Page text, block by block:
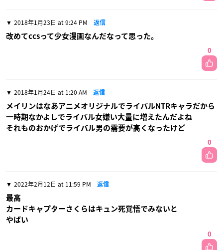
2018年1月23日 at 9:24 PM 返信
改めてccsって少女漫画なんだなって思った。
0
2018年1月24日 at 1:20 AM 返信
メイリンはなあアニメオリジナルでライバルNTRキャラだから
一時期なかよしでライバル女嫌い大量に増えたんだよね
それものおかげでライバル男の需要が高くなったけど
0
2022年2月12日 at 11:59 PM 返信
最高
カードキャプターさくらはキュン死覚悟でみないと
やばい
0